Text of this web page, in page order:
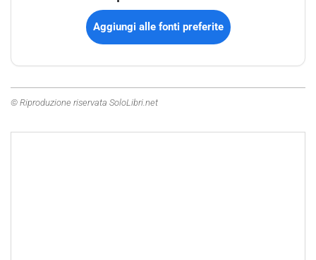
Aggiungi alle fonti preferite
© Riproduzione riservata SoloLibri.net